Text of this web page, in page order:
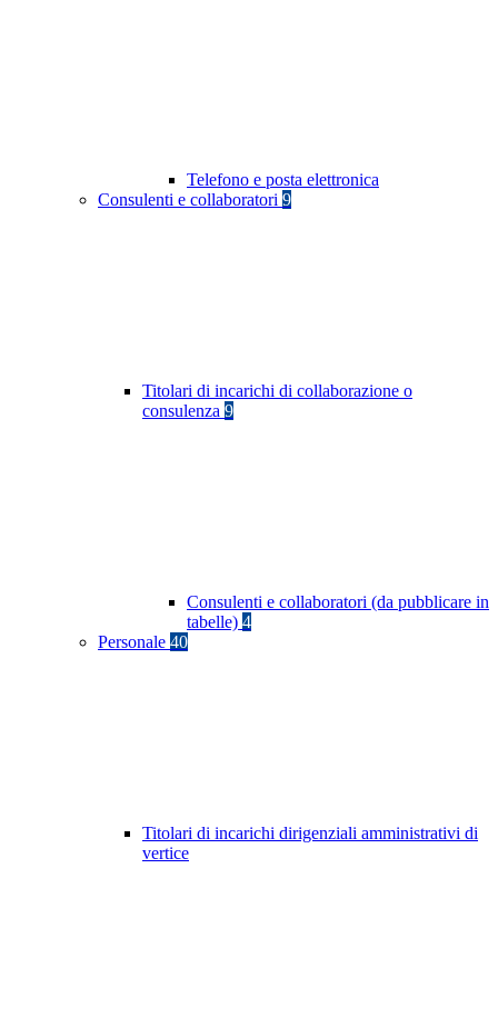
Telefono e posta elettronica
Consulenti e collaboratori 9
Titolari di incarichi di collaborazione o
consulenza 9
Consulenti e collaboratori (da pubblicare in
tabelle) 4
Personale 40
Titolari di incarichi dirigenziali amministrativi di
vertice